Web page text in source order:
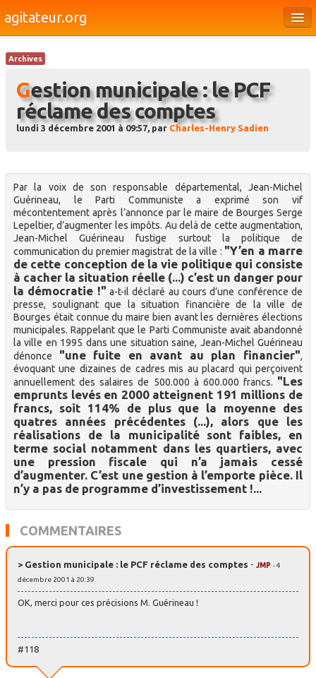
agitateur.org
Société
Culture
Brèves
Archives
Gestion municipale : le PCF
réclame des comptes
lundi 3 décembre 2001 à 09:57, par Charles-Henry Sadien
Par la voix de son responsable départemental, Jean-Michel
Guérineau, le Parti Communiste a exprimé son vif
mécontentement après l’annonce par le maire de Bourges Serge
Lepeltier, d’augmenter les impôts. Au delà de cette augmentation,
Jean-Michel Guérineau fustige surtout la politique de
communication du premier magistrat de la ville : "Y’en a marre
de cette conception de la vie politique qui consiste
à cacher la situation réelle (...) c’est un danger pour
la démocratie !" a-t-il déclaré au cours d’une conférence de
presse, soulignant que la situation financière de la ville de
Bourges était connue du maire bien avant les dernières élections
municipales. Rappelant que le Parti Communiste avait abandonné
la ville en 1995 dans une situation saine, Jean-Michel Guérineau
dénonce "une fuite en avant au plan financier",
évoquant une dizaines de cadres mis au placard qui perçoivent
annuellement des salaires de 500.000 à 600.000 francs. "Les
emprunts levés en 2000 atteignent 191 millions de
francs, soit 114% de plus que la moyenne des
quatres années précédentes (...), alors que les
réalisations de la municipalité sont faibles, en
terme social notamment dans les quartiers, avec
une pression fiscale qui n’a jamais cessé
d’augmenter. C’est une gestion à l’emporte pièce. Il
n’y a pas de programme d’investissement !...
COMMENTAIRES
> Gestion municipale : le PCF réclame des comptes - JMP - 4
décembre 2001 à 20:39
OK, merci pour ces précisions M. Guérineau !
#118